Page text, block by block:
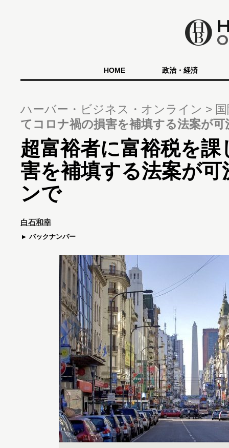
HOME 政治・経済
ハーバー・ビジネス・オンライン
てコロナ禍の損害を補填する法案が
超富裕者に富裕税を
害を補填する法案が
ンで
白石和幸
バックナンバー